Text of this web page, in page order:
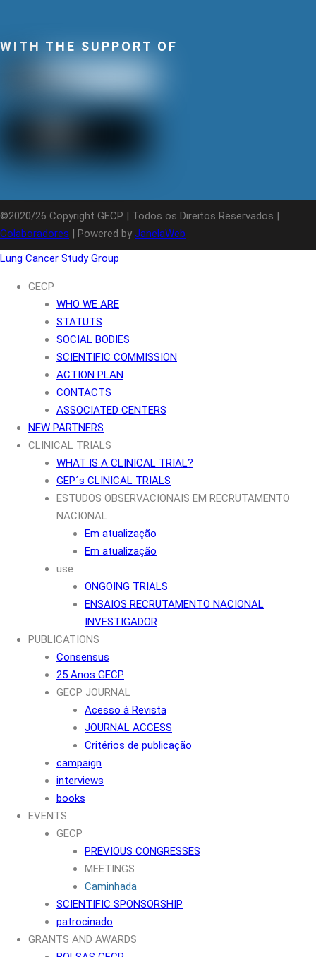
WITH THE SUPPORT OF
©2020/26 Copyright GECP | Todos os Direitos Reservados |
Colaboradores | Powered by JanelaWeb
Lung Cancer Study Group
GECP
WHO WE ARE
STATUTS
SOCIAL BODIES
SCIENTIFIC COMMISSION
ACTION PLAN
CONTACTS
ASSOCIATED CENTERS
NEW PARTNERS
CLINICAL TRIALS
WHAT IS A CLINICAL TRIAL?
GEP´s CLINICAL TRIALS
ESTUDOS OBSERVACIONAIS EM RECRUTAMENTO
NACIONAL
Em atualização
Em atualização
use
ONGOING TRIALS
ENSAIOS RECRUTAMENTO NACIONAL
INVESTIGADOR
PUBLICATIONS
Consensus
25 Anos GECP
GECP JOURNAL
Acesso à Revista
JOURNAL ACCESS
Critérios de publicação
campaign
interviews
books
EVENTS
GECP
PREVIOUS CONGRESSES
MEETINGS
Caminhada
SCIENTIFIC SPONSORSHIP
patrocinado
GRANTS AND AWARDS